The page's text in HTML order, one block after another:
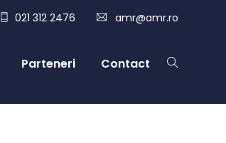
021 312 2476 amr@amr.ro
Parteneri Contact